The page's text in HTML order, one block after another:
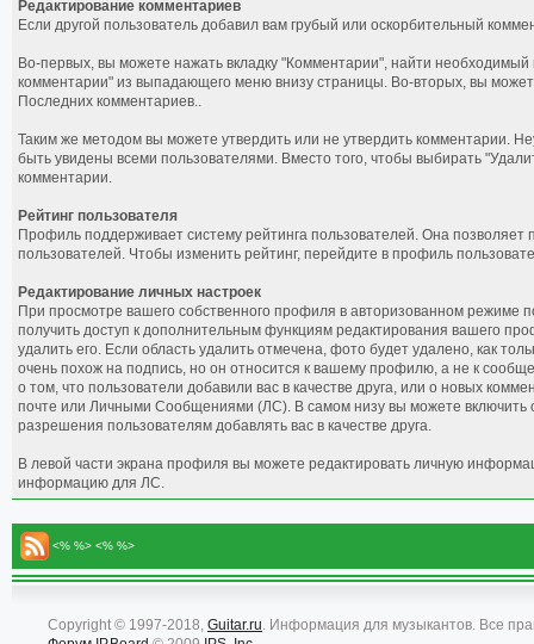
Редактирование комментариев
Если другой пользователь добавил вам грубый или оскорбительный
Во-первых, вы можете нажать вкладку "Комментарии", найти
комментарии" из выпадающего меню внизу страницы. Во-вторых, вы
Последних комментариев..
Таким же методом вы можете утвердить или не утвердить комментарии.
быть увидены всеми пользователями. Вместо того, чтобы выбирать
комментарии.
Рейтинг пользователя
Профиль поддерживает систему рейтинга пользователей. Она
пользователей. Чтобы изменить рейтинг, перейдите в профиль
Редактирование личных настроек
При просмотре вашего собственного профиля в авторизованном режиме
получить доступ к дополнительным функциям редактирования вашего
удалить его. Если область удалить отмечена, фото будет удалено, как
очень похож на подпись, но он относится к вашему профилю, а не к
о том, что пользователи добавили вас в качестве друга, или о новых
почте или Личными Сообщениями (ЛС). В самом низу вы можете
разрешения пользователям добавлять вас в качестве друга.
В левой части экрана профиля вы можете редактировать личную
информацию для ЛС.
<% %> <% %>
Copyright © 1997-2018, Guitar.ru. Информация для музыкантов. Все